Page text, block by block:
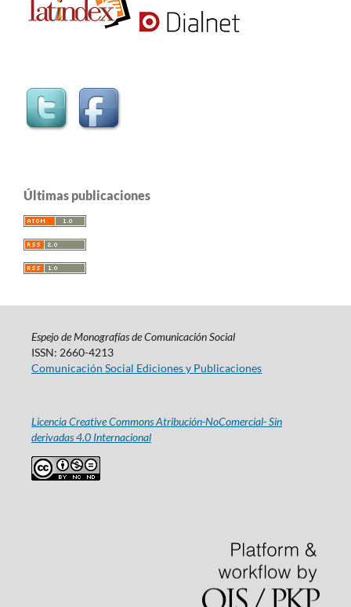
Últimas publicaciones
Espejo de Monografías de Comunicación Social
ISSN: 2660-4213
Comunicación Social Ediciones y Publicaciones
Licencia Creative Commons Atribución-NoComercial- Sin
derivadas 4.0 Internacional